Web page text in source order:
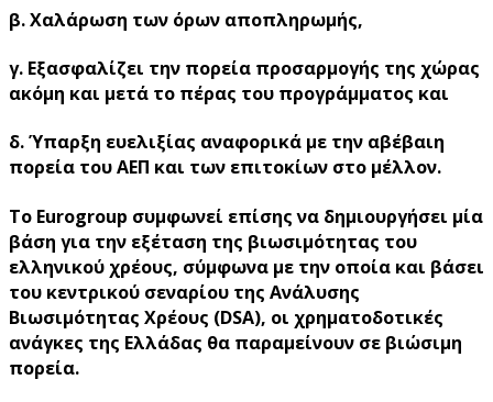
β. Χαλάρωση των όρων αποπληρωμής,
γ. Εξασφαλίζει την πορεία προσαρμογής της χώρας
ακόμη και μετά το πέρας του προγράμματος και
δ. Ύπαρξη ευελιξίας αναφορικά με την αβέβαιη
πορεία του ΑΕΠ και των επιτοκίων στο μέλλον.
Το Eurogroup συμφωνεί επίσης να δημιουργήσει μία
βάση για την εξέταση της βιωσιμότητας του
ελληνικού χρέους, σύμφωνα με την οποία και βάσει
του κεντρικού σεναρίου της Ανάλυσης
Βιωσιμότητας Χρέους (DSA), οι χρηματοδοτικές
ανάγκες της Ελλάδας θα παραμείνουν σε βιώσιμη
πορεία.